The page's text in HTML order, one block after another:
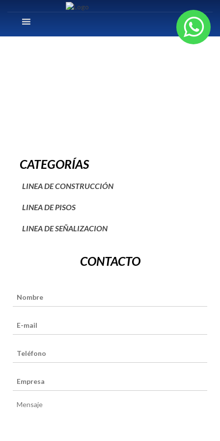
CATEGORÍAS
LINEA DE CONSTRUCCIÓN
LINEA DE PISOS
LINEA DE SEÑALIZACION
CONTACTO